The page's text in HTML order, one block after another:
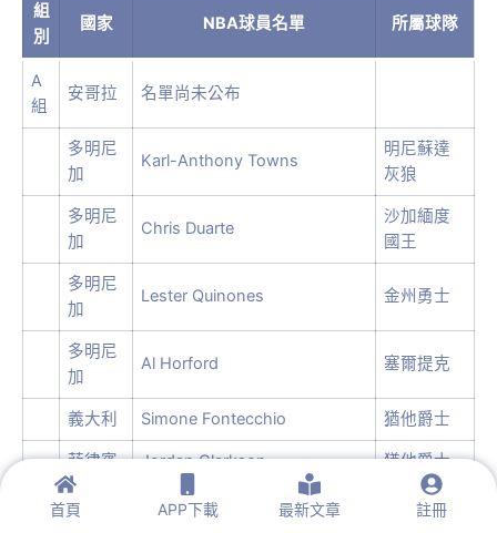
組
別
國家 NBA球員名單 所屬球隊
A
組
安哥拉 名單尚未公布
多明尼
加
Karl-Anthony Towns
明尼蘇達
灰狼
多明尼
加
Chris Duarte
沙加緬度
國王
多明尼
加
Lester Quinones 金州勇士
多明尼
加
Al Horford 塞爾提克
義大利 Simone Fontecchio 猶他爵士
菲律賓 Jordan Clarkson 猶他爵士
中國 Kyle Anderson
明尼蘇達
首頁 APP下載 最新文章 註冊